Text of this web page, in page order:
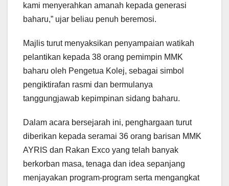
kami menyerahkan amanah kepada generasi
baharu,” ujar beliau penuh beremosi.
Majlis turut menyaksikan penyampaian watikah
pelantikan kepada 38 orang pemimpin MMK
baharu oleh Pengetua Kolej, sebagai simbol
pengiktirafan rasmi dan bermulanya
tanggungjawab kepimpinan sidang baharu.
Dalam acara bersejarah ini, penghargaan turut
diberikan kepada seramai 36 orang barisan MMK
AYRIS dan Rakan Exco yang telah banyak
berkorban masa, tenaga dan idea sepanjang
menjayakan program-program serta mengangkat